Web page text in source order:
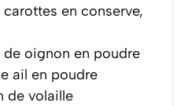
carottes en conserve,
de oignon en poudre
ail en poudre
de volaille